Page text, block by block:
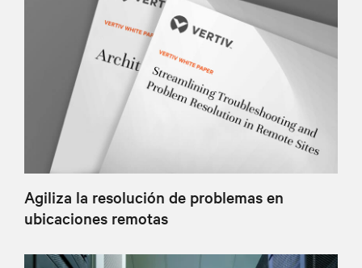
Agiliza la resolución de problemas en
ubicaciones remotas